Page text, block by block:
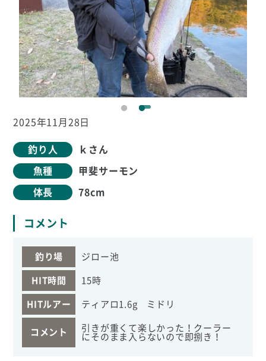
2025年11月28日
釣り人 ｋさん
魚種 甲斐サーモン
体長 78cm
コメント
釣り場 ジロー池
HIT時間 15時
HITルアー ティアロ1.6g ミドリ
コメント
引きが重くて楽しかった！クーラー
にそのまま入らないので即捌き！